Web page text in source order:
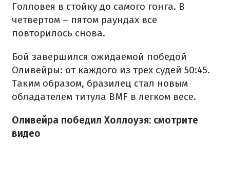
Голловея в стойку до самого гонга. В
четвертом – пятом раундах все
повторилось снова.
Бой завершился ожидаемой победой
Оливейры: от каждого из трех судей 50:45.
Таким образом, бразилец стал новым
обладателем титула BMF в легком весе.
Оливейра победил Холлоуэя: смотрите
видео